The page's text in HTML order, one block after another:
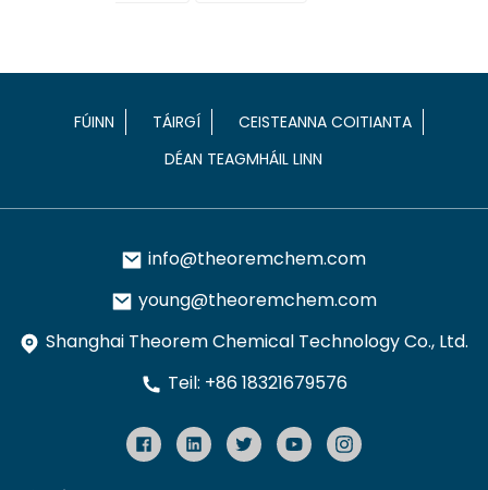
FÚINN TÁIRGÍ
CEISTEANNA COITIANTA
DÉAN TEAGMHÁIL LINN
info@theoremchem.com
young@theoremchem.com
Shanghai Theorem Chemical Technology Co., Ltd.
Teil: +86 18321679576